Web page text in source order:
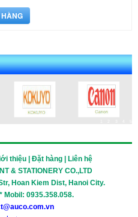
thiệu | Đặt hàng | Liên hệ
& STATIONERY CO.,LTD
Hoan Kiem Dist, Hanoi City.
Mobil: 0935.358.058.